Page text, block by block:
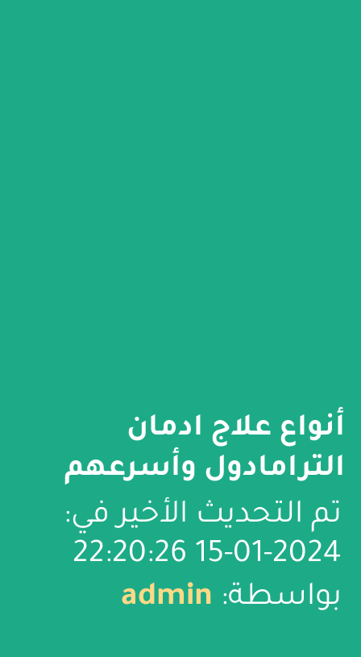
أنواع علاج ادمان
الترامادول وأسرعهم
تم التحديث الأخير في:
2024-01-15 22:20:26
بواسطة: admin